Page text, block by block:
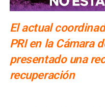
El actual
PRI en la Cámara
presentado una
recuperación